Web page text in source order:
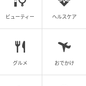
ビューティー ヘルスケア
グルメ おでかけ